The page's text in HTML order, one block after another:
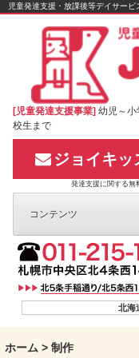
Skip
児童発達支援・放課後等デイサービ
[児童発達支援事業] 幼児～
校生まで
ジョイキ
発達支援に関する無
コンテンツ
北海
ホーム > 制作